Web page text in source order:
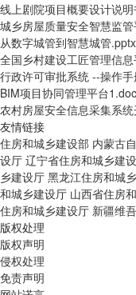
线上剧院项目概要设计说
城乡房屋质量安全智慧监
从数字城管到智慧城管.pptx
全国乡村建设工匠管理信
行政许可审批系统 --操作
BIM项目协同管理平台1.doc
农村房屋安全信息采集系
友情链接
住房和城乡建设部 内蒙古
设厅 辽宁省住房和城乡建
乡建设厅 黑龙江住房和城
和城乡建设厅 山西省住房
住房和城乡建设厅 新疆维
版权处理
版权声明
侵权处理
免责声明